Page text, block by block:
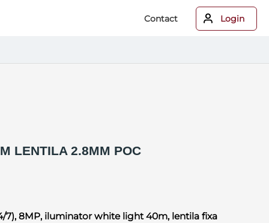
Contact Login
LENTILA 2.8MM POC
8MP, iluminator white light 40m, lentila fixa